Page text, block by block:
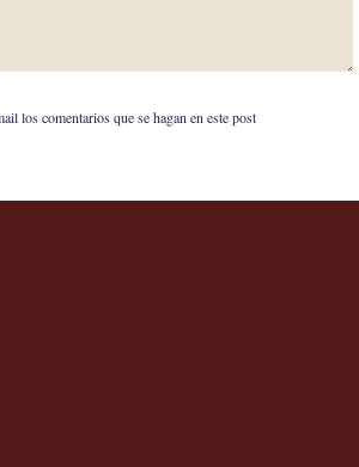
los comentarios que se hagan en este post